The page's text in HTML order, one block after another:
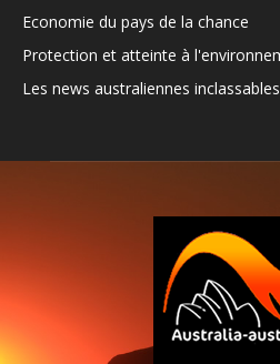
Economie du pays de la chance
Protection et atteinte à
Les news australiennes inclassables